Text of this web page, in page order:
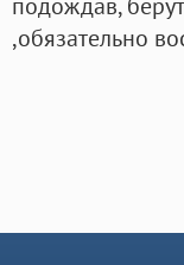
,обязательно